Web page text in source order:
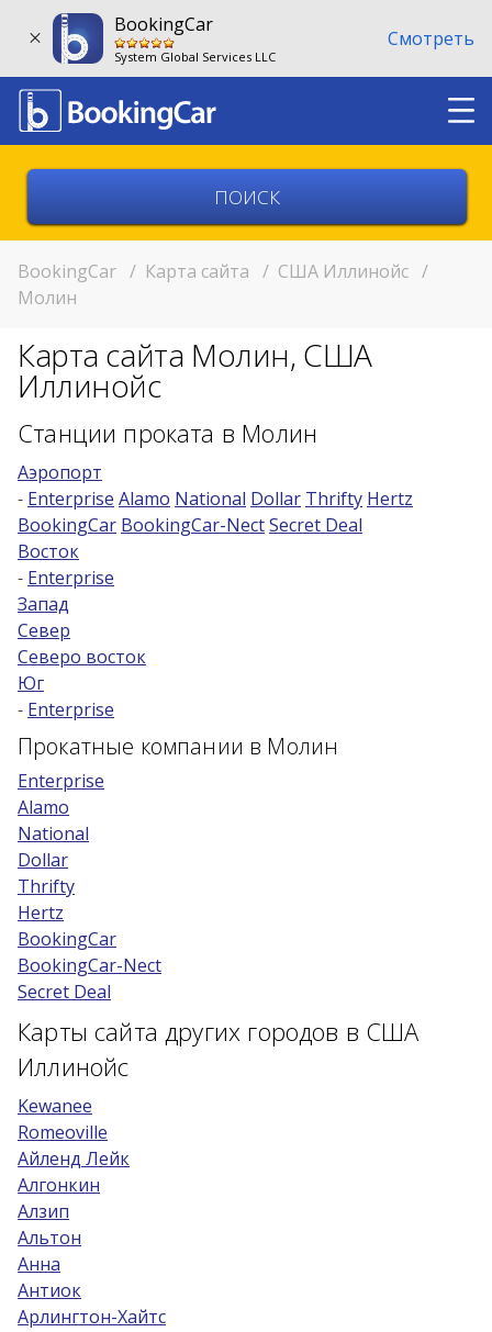
BookingCar
System Global Services LLC
Смотреть
Выберите город
Возврат в другом месте?
Возраст 25-70 лет?
Купон/промо
BookingCar / Карта сайта / США Иллинойс /
Молин
Карта сайта Молин, США
Иллинойс
Станции проката в Молин
Аэропорт
- Enterprise Alamo National Dollar Thrifty Hertz
BookingCar BookingCar-NectSecret Deal
Восток
- Enterprise
Запад
Север
Северо восток
Юг
- Enterprise
Прокатные компании в Молин
Enterprise
Alamo
National
Dollar
Thrifty
Hertz
BookingCar
BookingCar-Nect
Secret Deal
Карты сайта других городов в США
Иллинойс
Kewanee
Romeoville
Айленд Лейк
Алгонкин
Алзип
Альтон
Анна
Антиок
Арлингтон-Хайтс